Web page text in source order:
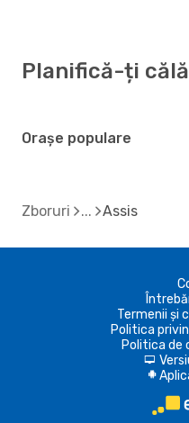
Planifică-ți
Orașe populare
Zboruri Assis
Termenii și
Politica
Politica de
d
A